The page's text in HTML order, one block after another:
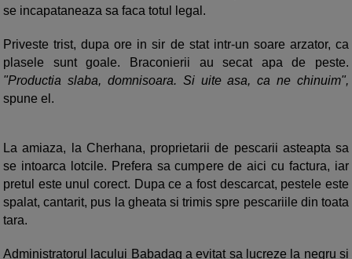
se incapataneaza sa faca totul legal.
Priveste trist, dupa ore in sir de stat intr-un soare arzator, ca
plasele sunt goale. Braconierii au secat apa de peste.
"Productia slaba, domnisoara. Si uite asa, ca ne chinuim",
spune el.
La amiaza, la Cherhana, proprietarii de pescarii asteapta sa
se intoarca lotcile. Prefera sa cumpere de aici cu factura, iar
pretul este unul corect. Dupa ce a fost descarcat, pestele este
spalat, cantarit, pus la gheata si trimis spre pescariile din toata
tara.
Administratorul lacului Babadag a evitat sa lucreze la negru si